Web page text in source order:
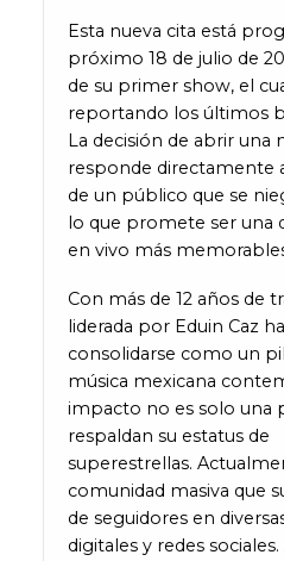
Esta nueva cita está
próximo 18 de julio de
de su primer show, el
reportando los últimos
La decisión de abrir una
responde directamente
de un público que se
lo que promete ser una
en vivo más
Con más de 12 años de
liderada por Eduin Caz
consolidarse como un
música mexicana
impacto no es solo una
respaldan su estatus de
superestrellas.
comunidad masiva que
de seguidores en
digitales y redes